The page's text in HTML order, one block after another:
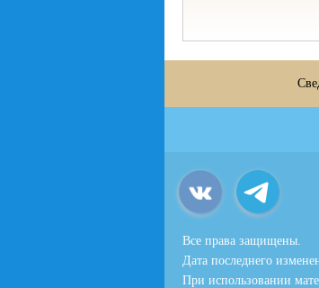
Все права защищены.
Дата последнего
При использовании